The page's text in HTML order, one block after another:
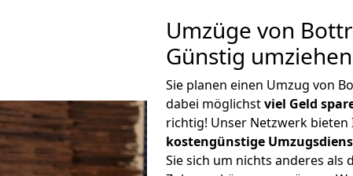
Umzüge von
Günstig umziehen
Sie planen einen Umzug von
dabei möglichstviel Geld
richtig! Unser Netzwerk bieten
kostengünstige
Sie sich um nichts anderes